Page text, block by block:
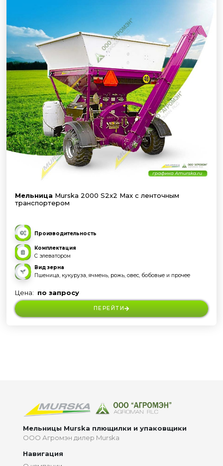
Мельница Murska 2000 S2x2 Max с ленточным
транспортером
Производительность
Комплектация
С элеватором
Вид зерна
Пшеница, кукуруза, ячмень, рожь, овес, бобовые и прочее
Цена: по запросу
ПЕРЕЙТИ
Мельницы Murska плющилки и упаковщики
ООО Агромэн дилер Murska
Навигация